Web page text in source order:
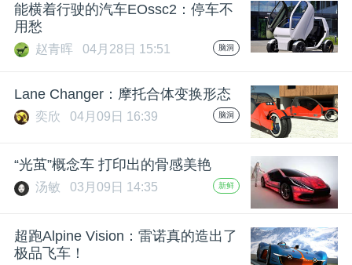
能横着行驶的汽车EOssc2：停车不
用愁
赵青晖 04月28日 15:51 脑洞
Lane Changer：摩托合体变换形态
奕欣 04月09日 16:39 脑洞
“光茧”概念车 打印出的骨感美艳
汤敏 03月09日 14:35 新鲜
超跑Alpine Vision：雷诺真的造出了
极品飞车！